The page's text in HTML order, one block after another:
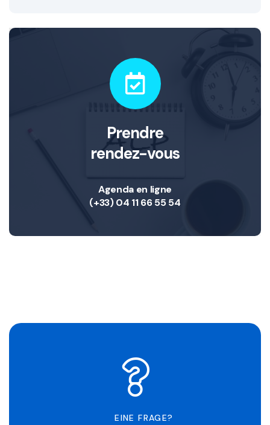
Prendre
rendez-vous
Agenda en ligne
(+33) 04 11 66 55 54
EINE FRAGE?